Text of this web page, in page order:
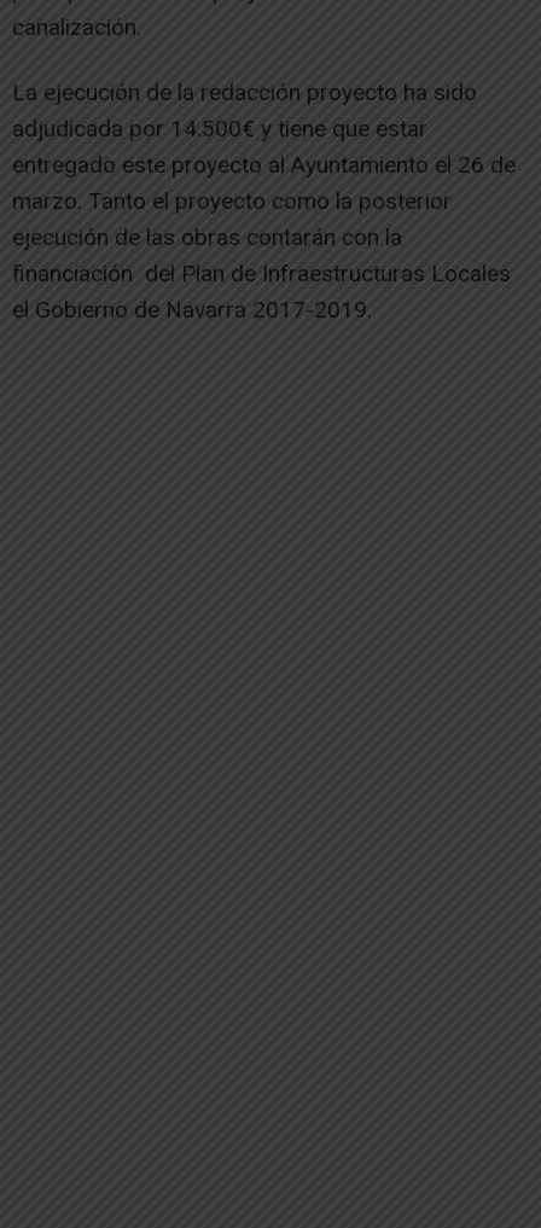
canalización.
La ejecución de la redacción proyecto ha sido
adjudicada por 14.500€ y tiene que estar
entregado este proyecto al Ayuntamiento el 26 de
marzo. Tanto el proyecto como la posterior
ejecución de las obras contarán con la
financiación del Plan de Infraestructuras Locales
el Gobierno de Navarra 2017-2019.